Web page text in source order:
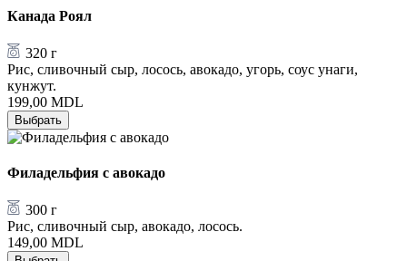
Канада Роял
320 г
Рис, сливочный сыр, лосось, авокадо, угорь, соус унаги,
кунжут.
199,00 MDL
Выбрать
Филадельфия с авокадо
300 г
Рис, сливочный сыр, авокадо, лосось.
149,00 MDL